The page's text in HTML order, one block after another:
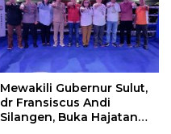
Mewakili Gubernur Sulut,
dr Fransiscus Andi
Silangen, Buka Hajatan